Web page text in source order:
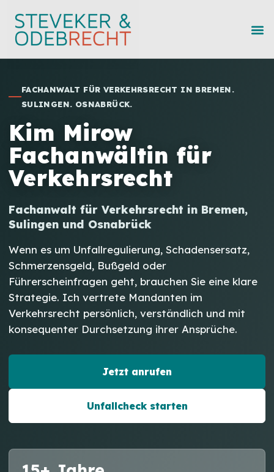
FACHANWALT FÜR VERKEHRSRECHT IN BREMEN.
SULINGEN. OSNABRÜCK.
Kim Mirow
Fachanwältin für
Verkehrsrecht
Fachanwalt für Verkehrsrecht in Bremen,
Sulingen und Osnabrück
Wenn es um Unfallregulierung, Schadensersatz,
Schmerzensgeld, Bußgeld oder
Führerscheinfragen geht, brauchen Sie eine klare
Strategie. Ich vertrete Mandanten im
Verkehrsrecht persönlich, verständlich und mit
konsequenter Durchsetzung ihrer Ansprüche.
Jetzt anrufen
Unfallcheck starten